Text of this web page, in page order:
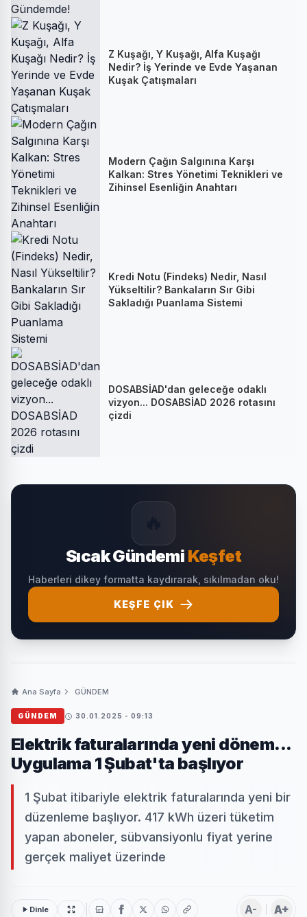
Z Kuşağı, Y Kuşağı, Alfa Kuşağı
Nedir? İş Yerinde ve Evde Yaşanan
Kuşak Çatışmaları
Modern Çağın Salgınına Karşı
Kalkan: Stres Yönetimi Teknikleri ve
Zihinsel Esenliğin Anahtarı
Kredi Notu (Findeks) Nedir, Nasıl
Yükseltilir? Bankaların Sır Gibi
Sakladığı Puanlama Sistemi
DOSABSİAD'dan geleceğe odaklı
vizyon... DOSABSİAD 2026 rotasını
çizdi
Sıcak Gündemi Keşfet
Haberleri dikey formatta kaydırarak, sıkılmadan oku!
KEŞFE ÇIK
Ana Sayfa GÜNDEM
GÜNDEM 30.01.2025 - 09:13
Elektrik faturalarında yeni dönem...
Uygulama 1 Şubat'ta başlıyor
1 Şubat itibariyle elektrik faturalarında yeni bir
düzenleme başlıyor. 417 kWh üzeri tüketim
yapan aboneler, sübvansiyonlu fiyat yerine
gerçek maliyet üzerinde
Dinle A- A+